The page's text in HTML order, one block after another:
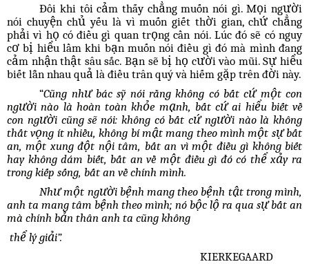
Đôi khi tôi cảm thấy chẳng muốn nói gì. Mọi người
nói chuyện chủ yếu là vì muốn giết thời gian, chứ chẳng
phải vì họ có điều gì quan trọng cần nói. Lúc đó sẽ có nguy
cơ bị hiểu lầm khi bạn muốn nói điều gì đó mà mình đang
cảm nhận thật sâu sắc. Bạn sẽ bị họ cười vào mũi. Sự hiểu
biết lẫn nhau quả là điều trân quý và hiếm gặp trên đời này.
“Cũng như bác sỹ nói rằng không có bất cứ một con
người nào là hoàn toàn khỏe mạnh, bất cứ ai hiểu biết về
con người cũng sẽ nói: không có bất cứ người nào là không
thất vọng ít nhiều, không bí mật mang theo mình một sự bất
an, một xung đột nội tâm, bất an vì một điều gì không biết
hay không dám biết, bất an về một điều gì đó có thể xảy ra
trong kiếp sống, bất an về chính mình.
Như một người bệnh mang theo bệnh tật trong mình,
anh ta mang tâm bệnh theo mình; nó bộc lộ ra qua sự bất an
mà chính bản thân anh ta cũng không
thể lý giải”.
KIERKEGAARD